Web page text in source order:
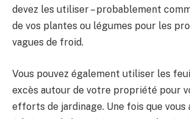
devez les utiliser – probablement
de vos plantes ou légumes pour les
vagues de froid.
Vous pouvez également utiliser les
excès autour de votre propriété pour
efforts de jardinage. Une fois que vous